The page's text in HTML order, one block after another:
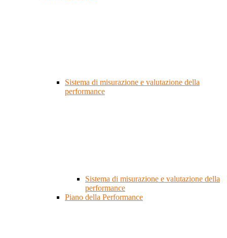
Sistema di misurazione e valutazione della
performance
Sistema di misurazione e valutazione della
performance
Piano della Performance